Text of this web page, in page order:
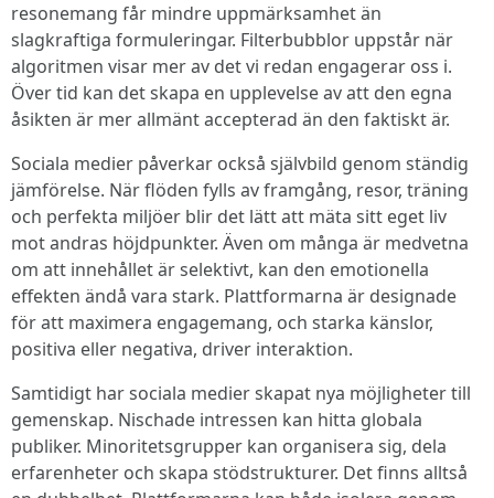
resonemang får mindre uppmärksamhet än
slagkraftiga formuleringar. Filterbubblor uppstår när
algoritmen visar mer av det vi redan engagerar oss i.
Över tid kan det skapa en upplevelse av att den egna
åsikten är mer allmänt accepterad än den faktiskt är.
Sociala medier påverkar också självbild genom ständig
jämförelse. När flöden fylls av framgång, resor, träning
och perfekta miljöer blir det lätt att mäta sitt eget liv
mot andras höjdpunkter. Även om många är medvetna
om att innehållet är selektivt, kan den emotionella
effekten ändå vara stark. Plattformarna är designade
för att maximera engagemang, och starka känslor,
positiva eller negativa, driver interaktion.
Samtidigt har sociala medier skapat nya möjligheter till
gemenskap. Nischade intressen kan hitta globala
publiker. Minoritetsgrupper kan organisera sig, dela
erfarenheter och skapa stödstrukturer. Det finns alltså